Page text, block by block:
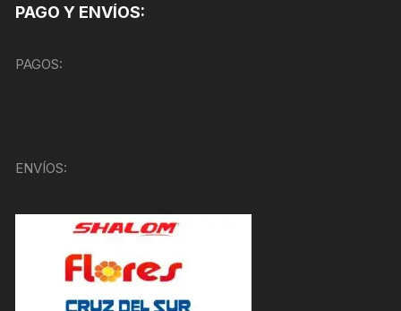
PAGO Y ENVÍOS:
PAGOS:
ENVÍOS: